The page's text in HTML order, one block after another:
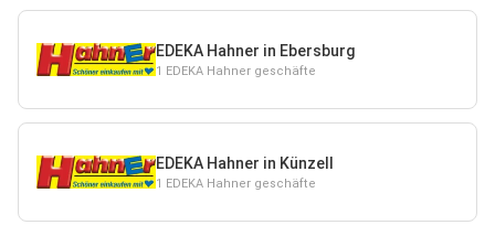
EDEKA Hahner in Ebersburg
1 EDEKA Hahner geschäfte
EDEKA Hahner in Künzell
1 EDEKA Hahner geschäfte